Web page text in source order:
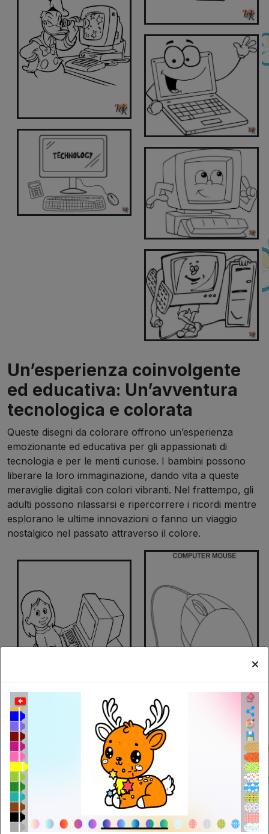
Un’esperienza coinvolgente
ed educativa: Un’avventura
tecnologica e colorata
Queste disegni da colorare offrono un’esperienza
emozionante ed educativa per gli appassionati di
tecnologia e per le menti curiose. I bambini possono
liberare la loro immaginazione, dando vita a queste
meraviglie digitali con colori vibranti. Nel frattempo, gli
adulti possono rilassarsi e ripercorrere i ricordi mentre
esplorano le ultime innovazioni o fanno un viaggio
nostalgico nel passato attraverso il colore.